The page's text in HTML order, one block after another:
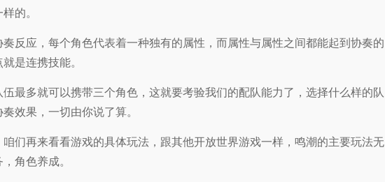
的。
奏反应，每个角色代表着一种独有的属性，而属性与属性之间都能起到协奏的
是连携技能。
最多就可以携带三个角色，这就要考验我们的配队能力了，选择什么样的队
效果，一切由你说了算。
咱们再来看看游戏的具体玩法，跟其他开放世界游戏一样，鸣潮的主要玩法无
角色养成。